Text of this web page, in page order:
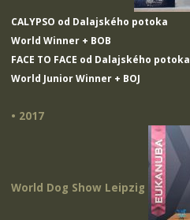
CALYPSO od Dalajského potoka
World Winner + BOB
FACE TO FACE od Dalajského potoka
World Junior Winner + BOJ
• 2017
World Dog Show Leipzig